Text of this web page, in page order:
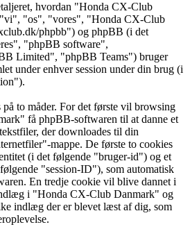
hvordan "Honda CX-Club
"os", "vores", "Honda CX-Club
phpbb") og phpBB (i det
"phpBB software",
Limited", "phpBB Teams") bruger
under enhver session under din brug (i
to måder. For det første vil browsing
få phpBB-softwaren til at danne et
der downloades til din
mappe. De første to cookies
(i det følgende "bruger-id") og et
"session-ID"), som automatisk
En tredje cookie vil blive dannet i
i "Honda CX-Club Danmark" og
indlæg der er blevet læst af dig, som